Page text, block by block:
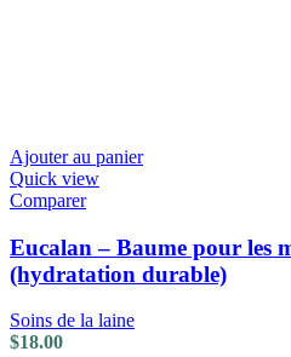
Ajouter au panier
Quick view
Comparer
Eucalan – Baume pour les
(hydratation durable)
Soins de la laine
$18.00